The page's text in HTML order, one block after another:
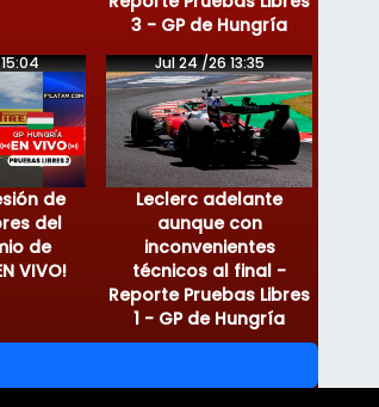
3 - GP de Hungría
de
del
de
VIVO!
Jul 24 /26 13:35
Leclerc adelante
aunque con
inconvenientes
técnicos al final -
Reporte Pruebas Libres
1 - GP de Hungría